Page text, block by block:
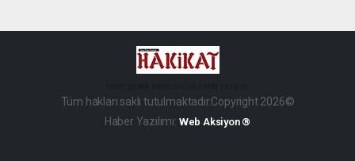
Tüm hakları saklı tutulmaktadır.Copyright 2026©
Haber Yazılımı: Web Aksiyon ®